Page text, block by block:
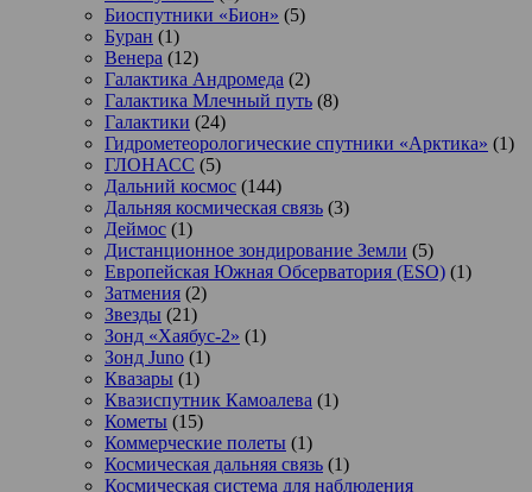
Биоспутники «Бион» (5)
Буран (1)
Венера (12)
Галактика Андромеда (2)
Галактика Млечный путь (8)
Галактики (24)
Гидрометеорологические спутники «Арктика» (1)
ГЛОНАСС (5)
Дальний космос (144)
Дальняя космическая связь (3)
Деймос (1)
Дистанционное зондирование Земли (5)
Европейская Южная Обсерватория (ESO) (1)
Затмения (2)
Звезды (21)
Зонд «Хаябус-2» (1)
Зонд Juno (1)
Квазары (1)
Квазиспутник Камоалева (1)
Кометы (15)
Коммерческие полеты (1)
Космическая дальняя связь (1)
Космическая система для наблюдения